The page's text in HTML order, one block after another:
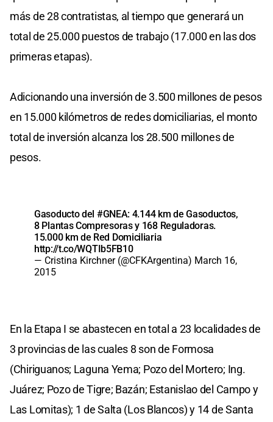
más de 28 contratistas, al tiempo que generará un
total de 25.000 puestos de trabajo (17.000 en las dos
primeras etapas).
Adicionando una inversión de 3.500 millones de pesos
en 15.000 kilómetros de redes domiciliarias, el monto
total de inversión alcanza los 28.500 millones de
pesos.
Gasoducto del #GNEA: 4.144 km de Gasoductos,
8 Plantas Compresoras y 168 Reguladoras.
15.000 km de Red Domiciliaria
http://t.co/WQTIb5FB10
— Cristina Kirchner (@CFKArgentina) March 16,
2015
En la Etapa I se abastecen en total a 23 localidades de
3 provincias de las cuales 8 son de Formosa
(Chiriguanos; Laguna Yema; Pozo del Mortero; Ing.
Juárez; Pozo de Tigre; Bazán; Estanislao del Campo y
Las Lomitas); 1 de Salta (Los Blancos) y 14 de Santa